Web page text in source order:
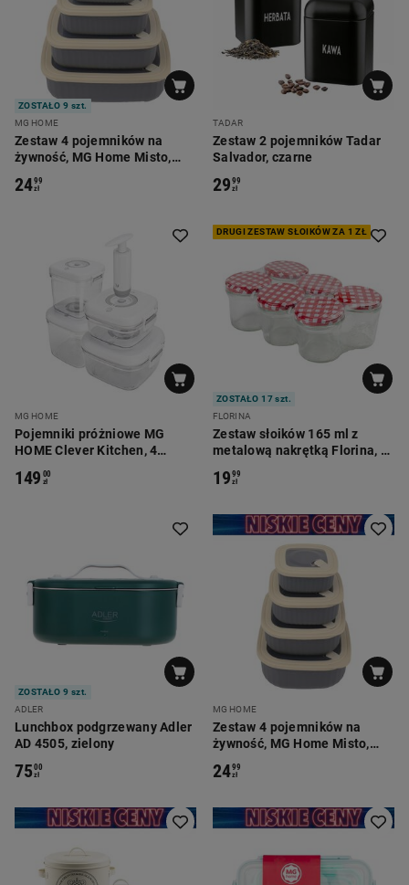
ZOSTAŁO 9 szt.
MG HOME
Zestaw 4 pojemników na
żywność, MG Home Misto,
2499
zł
TADAR
Zestaw 2 pojemników Tadar
Salvador, czarne
2999
zł
MG HOME
Pojemniki próżniowe MG
HOME Clever Kitchen, 4
149 00
zł
DRUGI ZESTAW SŁOIKÓW ZA 1 ZŁ
ZOSTAŁO 17 szt.
FLORINA
Zestaw słoików 165 ml z
metalową nakrętką Florina, 6
1999
zł
ZOSTAŁO 9 szt.
ADLER
Lunchbox podgrzewany Adler
AD 4505, zielony
7500
zł
MG HOME
Zestaw 4 pojemników na
żywność, MG Home Misto,
2499
zł